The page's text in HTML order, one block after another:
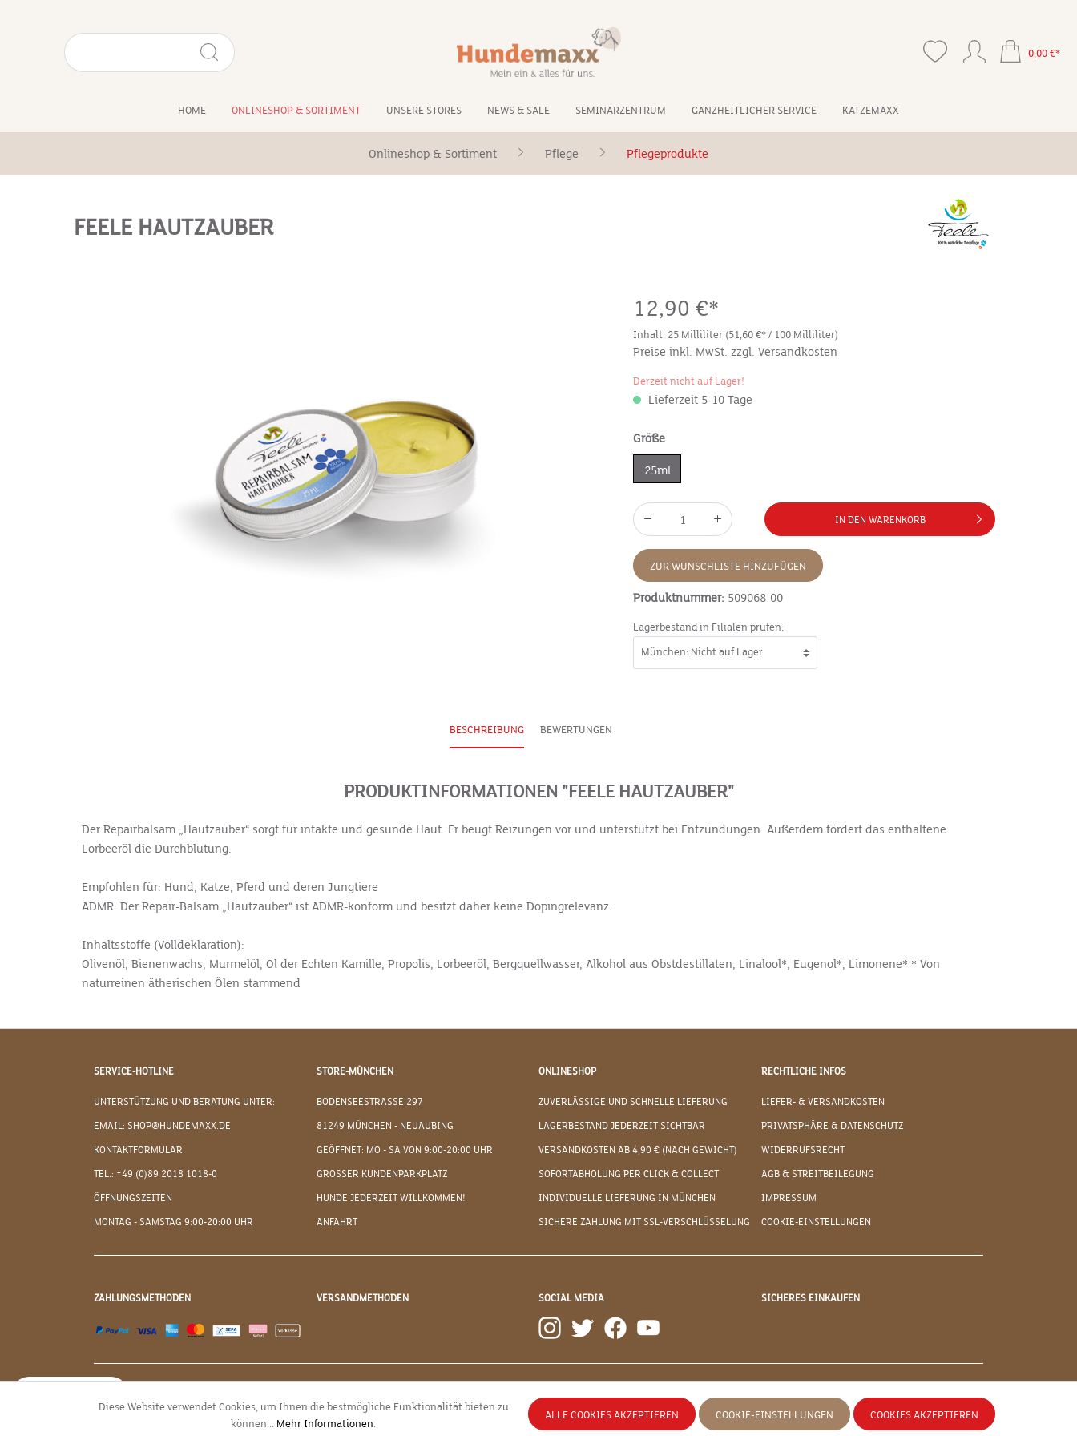
0,00 €*
HOME ONLINESHOP & SORTIMENT UNSERE STORES NEWS & SALE SEMINARZENTRUM GANZHEITLICHER SERVICE KATZEMAXX
Onlineshop & Sortiment Pflege Pflegeprodukte
FEELE HAUTZAUBER
12,90 €*
Inhalt: 25 Milliliter (51,60 €* / 100 Milliliter)
Preise inkl. MwSt. zzgl. Versandkosten
Derzeit nicht auf Lager!
Lieferzeit 5-10 Tage
Größe
25ml
IN DEN WARENKORB
ZUR WUNSCHLISTE HINZUFÜGEN
Produktnummer: 509068-00
Lagerbestand in Filialen prüfen:
BESCHREIBUNG BEWERTUNGEN
PRODUKTINFORMATIONEN "FEELE HAUTZAUBER"
Der Repairbalsam „Hautzauber“ sorgt für intakte und gesunde Haut. Er beugt Reizungen vor und unterstützt bei Entzündungen. Außerdem fördert das enthaltene
Lorbeeröl die Durchblutung.
Empfohlen für: Hund, Katze, Pferd und deren Jungtiere
ADMR: Der Repair-Balsam „Hautzauber“ ist ADMR-konform und besitzt daher keine Dopingrelevanz.
Inhaltsstoffe (Volldeklaration):
Olivenöl, Bienenwachs, Murmelöl, Öl der Echten Kamille, Propolis, Lorbeeröl, Bergquellwasser, Alkohol aus Obstdestillaten, Linalool*, Eugenol*, Limonene* * Von
naturreinen ätherischen Ölen stammend
SERVICE-HOTLINE
UNTERSTÜTZUNG UND BERATUNG UNTER:
EMAIL: SHOP@HUNDEMAXX.DE
KONTAKTFORMULAR
TEL.: +49 (0)89 2018 1018-0
ÖFFNUNGSZEITEN
MONTAG - SAMSTAG 9:00-20:00 UHR
STORE-MÜNCHEN
BODENSEESTRASSE 297
81249 MÜNCHEN - NEUAUBING
GEÖFFNET: MO - SA VON 9:00-20:00 UHR
GROSSER KUNDENPARKPLATZ
HUNDE JEDERZEIT WILLKOMMEN!
ANFAHRT
ONLINESHOP
ZUVERLÄSSIGE UND SCHNELLE LIEFERUNG
LAGERBESTAND JEDERZEIT SICHTBAR
VERSANDKOSTEN AB 4,90 € (NACH GEWICHT)
SOFORTABHOLUNG PER CLICK & COLLECT
INDIVIDUELLE LIEFERUNG IN MÜNCHEN
SICHERE ZAHLUNG MIT SSL-VERSCHLÜSSELUNG
RECHTLICHE INFOS
LIEFER- & VERSANDKOSTEN
PRIVATSPHÄRE & DATENSCHUTZ
WIDERRUFSRECHT
AGB & STREITBEILEGUNG
IMPRESSUM
COOKIE-EINSTELLUNGEN
ZAHLUNGSMETHODEN VERSANDMETHODEN SOCIAL MEDIA SICHERES EINKAUFEN
und ggf. Nachnahmegebühren, wenn nicht anders angegeben.
Diese Website verwendet Cookies, um Ihnen die bestmögliche Funktionalität bieten zu
können... Mehr Informationen.
COOKIE-EINSTELLUNGEN COOKIES AKZEPTIEREN
ALLE COOKIES AKZEPTIEREN